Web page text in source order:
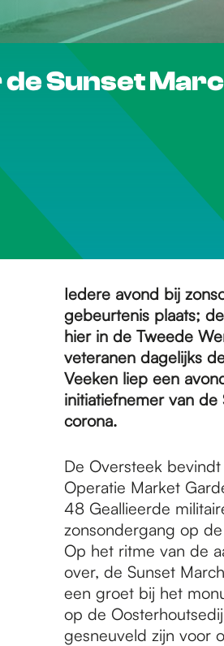
Sunset
Iedere avond bij
gebeurtenis plaats;
hier in de Tweede
veteranen dagelijks
Veeken liep een
initiatiefnemer van
corona.
De Oversteek
Operatie Market
48 Geallieerde
zonsondergang op
Op het ritme van de
over, de Sunset
een groet bij het
op de
gesneuveld zijn voor